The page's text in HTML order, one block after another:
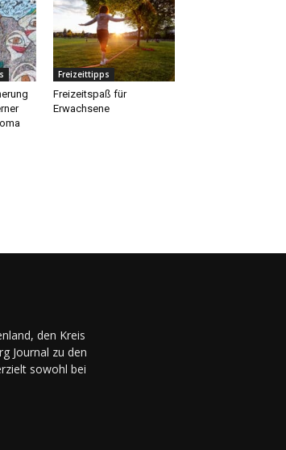
Freizeittipps
Freizeitspaß für
Erwachsene
den Kreis
Journal zu den
sowohl bei